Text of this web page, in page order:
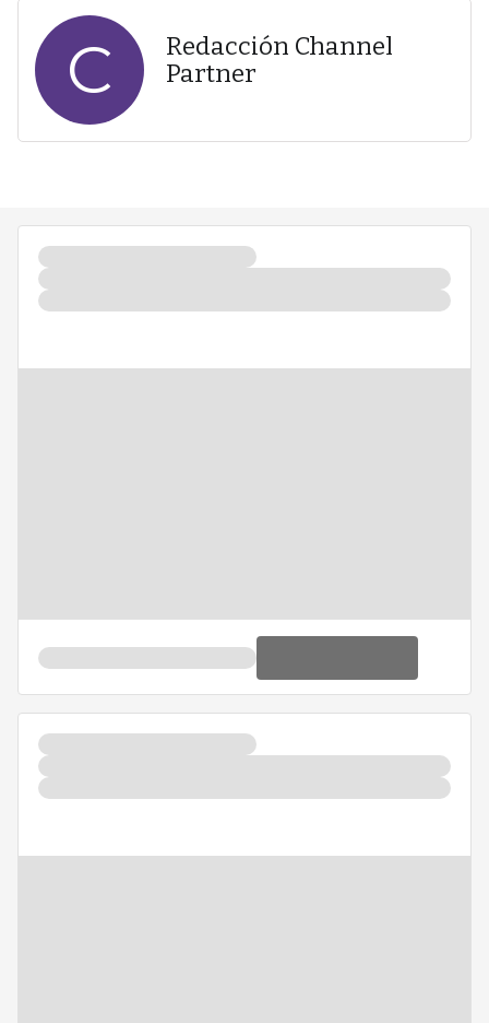
C
Redacción Channel
Partner